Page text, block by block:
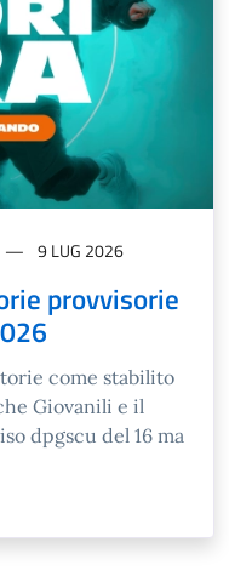
9 LUG 2026
provvisorie
come stabilito
Giovanili e il
dpgscu del 16 ma